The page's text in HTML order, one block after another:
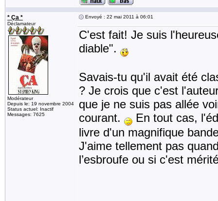
* Ça *
Déclamateur
Modérateur
Depuis le: 19 novembre 2004
Status actuel: Inactif
Messages: 7625
Envoyé : 22 mai 2011 à 06:01
C'est fait! Je suis
diable".
Savais-tu qu'il avait été
? Je crois que c'est
que je ne suis pas allée
courant.
En tout cas,
livre d'un magnifique
J'aime tellement pas
l’esbroufe ou si c'est